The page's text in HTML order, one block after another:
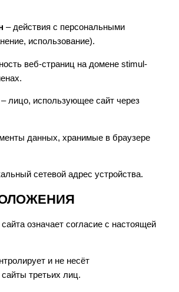
– действия с персональными
использование).
веб-страниц на домене stimul-
– лицо, использующее сайт через
данных, хранимые в браузере
сетевой адрес устройства.
означает согласие с настоящей
и не несёт
сайты третьих лиц.